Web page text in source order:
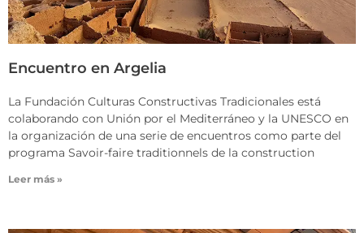
Encuentro en Argelia
La Fundación Culturas Constructivas Tradicionales está
colaborando con Unión por el Mediterráneo y la UNESCO en
la organización de una serie de encuentros como parte del
programa Savoir-faire traditionnels de la construction
Leer más »